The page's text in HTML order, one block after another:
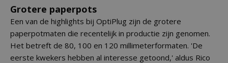
Grotere paperpots
Een van de highlights bij OptiPlug zijn de grotere
paperpotmaten die recentelijk in productie zijn genomen.
Het betreft de 80, 100 en 120 millimeterformaten. 'De
eerste kwekers hebben al interesse getoond,' aldus Rico